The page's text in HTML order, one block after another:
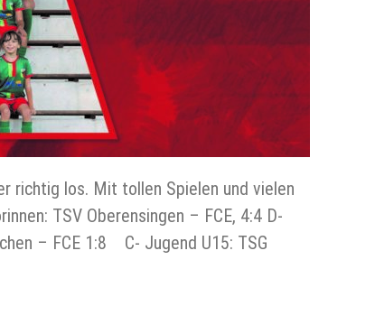
richtig los. Mit tollen Spielen und vielen
TSV Oberensingen – FCE, 4:4 D-
– FCE 1:8 C- Jugend U15: TSG